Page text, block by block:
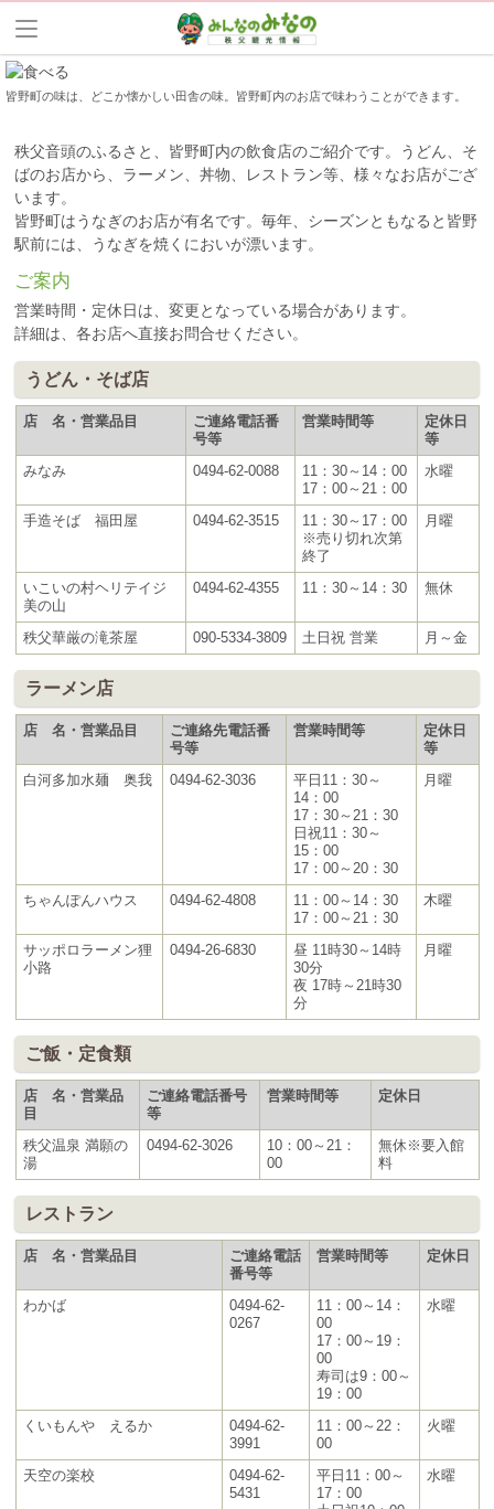
皆野町の味は、どこか懐かしい田舎の味。皆野町内のお店で味わうことができます。
秩父音頭のふるさと、皆野町内の飲食店のご紹介です。うどん、そ
ばのお店から、ラーメン、丼物、レストラン等、様々なお店がござ
います。
皆野町はうなぎのお店が有名です。毎年、シーズンともなると皆野
駅前には、うなぎを焼くにおいが漂います。
ご案内
営業時間・定休日は、変更となっている場合があります。
詳細は、各お店へ直接お問合せください。
うどん・そば店
店 名・営業品目
ご連絡電話番
号等
営業時間等
定休日
等
みなみ
0494-62-0088
11：30～14：00
17：00～21：00
水曜
手造そば 福田屋 0494-62-3515
11：30～17：00
※売り切れ次第
終了
月曜
いこいの村ヘリテイジ
美の山
0494-62-4355 11：30～14：30 無休
秩父華厳の滝茶屋 090-5334-3809 土日祝 営業 月～金
ラーメン店
店 名・営業品目
ご連絡先電話番
号等
営業時間等
定休日
等
白河多加水麺 奥我
0494-62-3036
平日11：30～
14：00
17：30～21：30
日祝11：30～
15：00
17：00～20：30
月曜
ちゃんぽんハウス 0494-62-4808
11：00～14：30
17：00～21：30
木曜
サッポロラーメン狸
小路
0494-26-6830
昼 11時30～14時
30分
夜 17時～21時30
分
月曜
ご飯・定食類
店 名・営業品
目
ご連絡電話番号
等
営業時間等 定休日
秩父温泉 満願の
湯
0494-62-3026
10：00～21：
00
無休※要入館
料
レストラン
店 名・営業品目
ご連絡電話
番号等
営業時間等 定休日
わかば
0494-62-
0267
11：00～14：
00
17：00～19：
00
寿司は9：00～
19：00
水曜
くいもんや えるか
0494-62-
3991
11：00～22：
00
火曜
天空の楽校
0494-62-
5431
平日11：00～
17：00
水曜